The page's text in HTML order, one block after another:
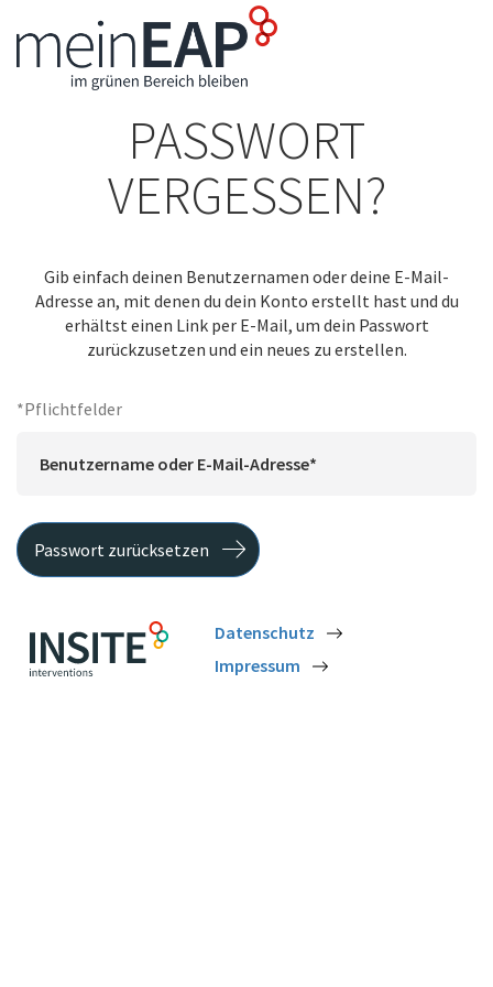
PASSWORT
VERGESSEN?
Gib einfach deinen Benutzernamen oder deine E-Mail-
Adresse an, mit denen du dein Konto erstellt hast und du
erhältst einen Link per E-Mail, um dein Passwort
zurückzusetzen und ein neues zu erstellen.
*Pflichtfelder
Benutzername oder E-Mail-Adresse*
Passwort zurücksetzen
Datenschutz
Impressum